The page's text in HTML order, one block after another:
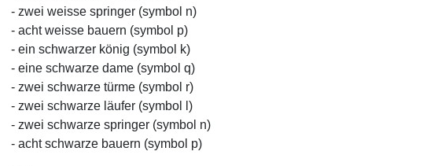
- zwei weisse springer (symbol n)
- acht weisse bauern (symbol p)
- ein schwarzer könig (symbol k)
- eine schwarze dame (symbol q)
- zwei schwarze türme (symbol r)
- zwei schwarze läufer (symbol l)
- zwei schwarze springer (symbol n)
- acht schwarze bauern (symbol p)